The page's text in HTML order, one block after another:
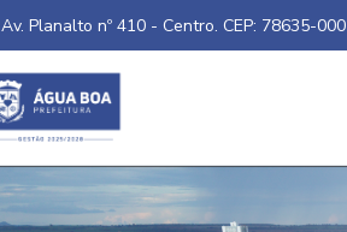
Av. Planalto nº 410 - Centro. CEP: 78635-000